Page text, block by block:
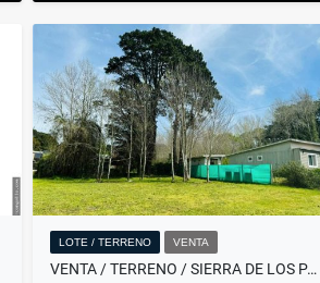
US$110,000
LOTE / TERRENO VENTA
VENTA / TERRENO / SIERRA DE LOS PADRES